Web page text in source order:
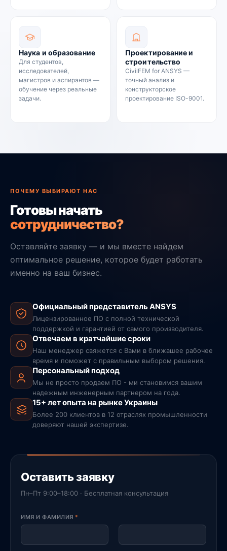
Наука и образование
Для студентов,
исследователей,
магистров и аспирантов —
обучение через реальные
задачи.
Проектирование и
строительство
CivilFEM for ANSYS —
точный анализ и
конструкторское
проектирование ISO-9001.
ПОЧЕМУ ВЫБИРАЮТ НАС
Готовы начать
сотрудничество?
Оставляйте заявку — и мы вместе найдем
оптимальное решение, которое будет работать
именно на ваш бизнес.
Официальный представитель ANSYS
Лицензированное ПО с полной технической
поддержкой и гарантией от самого производителя.
Отвечаем в кратчайшие сроки
Наш менеджер свяжется с Вами в ближашее рабочее
время и поможет с правильным выбором решения.
Персональный подход
Мы не просто продаем ПО - ми становимся вашим
надежным инженерным партнером на года.
15+ лет опыта на рынке Украины
Более 200 клиентов в 12 отраслях промышленности
доверяют нашей экспертизе.
Оставить заявку
Пн–Пт 9:00–18:00 · Бесплатная консультация
ИМЯ И ФАМИЛИЯ *